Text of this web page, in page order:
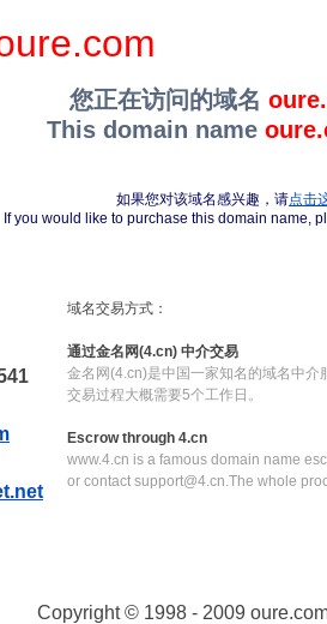
您正在访问的域名
This domain name
如果您对该域名感兴趣，请点击
If you would like to purchase this domain name,
域名交易方式：
通过金名网(4.cn) 中介交易
金名网(4.cn)是中国一家知名的域名中介
交易过程大概需要5个工作日。
Escrow through 4.cn
www.4.cn is a famous domain name
or contact support@4.cn.The whole
Copyright © 1998 - 2009